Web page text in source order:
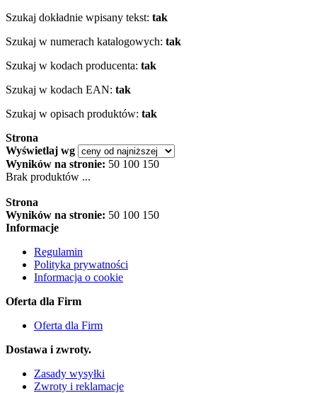
Szukaj dokładnie wpisany tekst: tak
Szukaj w numerach katalogowych: tak
Szukaj w kodach producenta: tak
Szukaj w kodach EAN: tak
Szukaj w opisach produktów: tak
Strona
Wyświetlaj wg
Wyników na stronie: 50 100 150
Brak produktów ...
Strona
Wyników na stronie: 50 100 150
Informacje
Regulamin
Polityka prywatności
Informacja o cookie
Oferta dla Firm
Oferta dla Firm
Dostawa i zwroty.
Zasady wysyłki
Zwroty i reklamacje